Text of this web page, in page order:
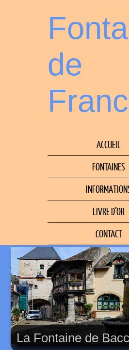
de
ACCUEIL
FONTAINES
LIVRE D’OR
CONTACT
La Fontaine de